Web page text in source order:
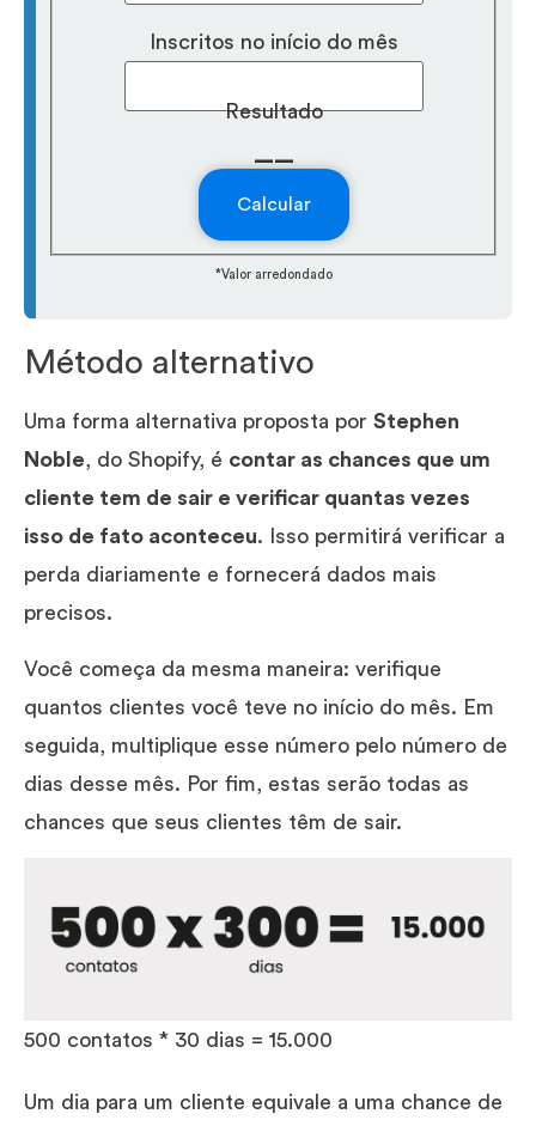
Inscritos no início do mês
Resultado
__
Calcular
*Valor arredondado
Método alternativo
Uma forma alternativa proposta por Stephen
Noble, do Shopify, é contar as chances que um
cliente tem de sair e verificar quantas vezes
isso de fato aconteceu. Isso permitirá verificar a
perda diariamente e fornecerá dados mais
precisos.
Você começa da mesma maneira: verifique
quantos clientes você teve no início do mês. Em
seguida, multiplique esse número pelo número de
dias desse mês. Por fim, estas serão todas as
chances que seus clientes têm de sair.
500 contatos * 30 dias = 15.000
Um dia para um cliente equivale a uma chance de